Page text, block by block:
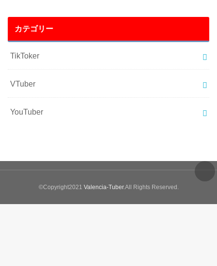
カテゴリー
TikToker
VTuber
YouTuber
©Copyright2021 Valencia-Tuber.All Rights Reserved.